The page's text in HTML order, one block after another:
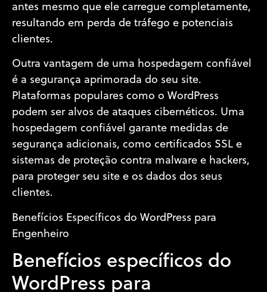
antes mesmo que ele carregue completamente,
resultando em perda de tráfego e potenciais
clientes.
Outra vantagem de uma hospedagem confiável
é a segurança aprimorada do seu site.
Plataformas populares como o WordPress
podem ser alvos de ataques cibernéticos. Uma
hospedagem confiável garante medidas de
segurança adicionais, como certificados SSL e
sistemas de proteção contra malware e hackers,
para proteger seu site e os dados dos seus
clientes.
Benefícios Específicos do WordPress para
Engenheiro
Benefícios específicos do
WordPress para